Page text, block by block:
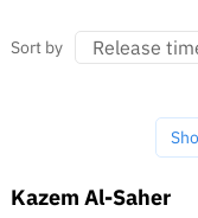
Sort by
Kazem Al-Saher